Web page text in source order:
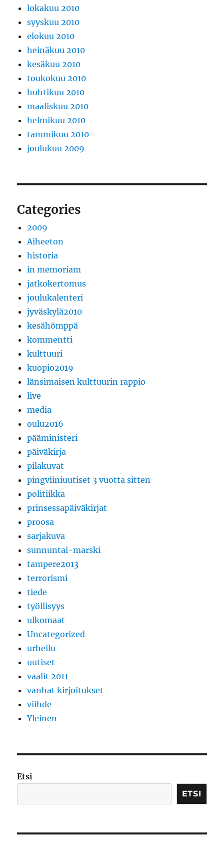
lokakuu 2010
syyskuu 2010
elokuu 2010
heinäkuu 2010
kesäkuu 2010
toukokuu 2010
huhtikuu 2010
maaliskuu 2010
helmikuu 2010
tammikuu 2010
joulukuu 2009
Categories
2009
Aiheeton
historia
in memoriam
jatkokertomus
joulukalenteri
jyväskylä2010
kesähömppä
kommentti
kulttuuri
kuopio2019
länsimaisen kulttuurin rappio
live
media
oulu2016
pääministeri
päiväkirja
pilakuvat
pingviiniuutiset 3 vuotta sitten
politiikka
prinsessapäiväkirjat
proosa
sarjakuva
sunnuntai-marski
tampere2013
terrorismi
tiede
työllisyys
ulkomaat
Uncategorized
urheilu
uutiset
vaalit 2011
vanhat kirjoitukset
viihde
Yleinen
Etsi
ETSI